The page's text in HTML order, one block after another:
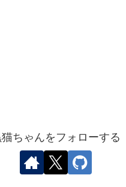
ちゃんをフォローする